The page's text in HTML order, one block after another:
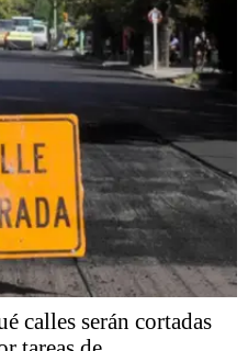
calles serán cortadas